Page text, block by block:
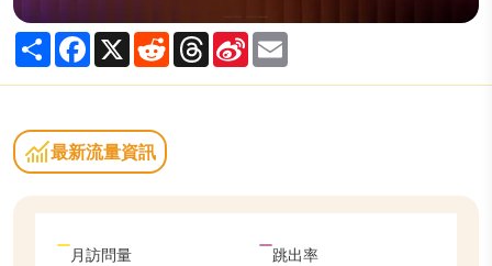
ShareFacebook
X RedditThreads
Sina
Weibo
最新流量資訊
月訪問量 跳出率